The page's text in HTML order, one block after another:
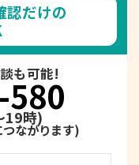
認だけの
も可能!
580
19時)